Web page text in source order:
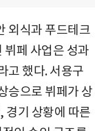
외식과 푸드테크
뷔페 사업은 성과
고 했다. 서용구
승으로 뷔페가 상
경기 상황에 따른